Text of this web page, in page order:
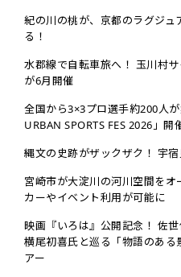
紀の川の桃が、京都のラグジュ
る！
水郡線で自転車旅へ！ 玉川村
が6月開催
全国から3×3プロ選手約200人
URBAN SPORTS FES 2026」開
縄文の史跡がザックザク！ 宇
宮崎市が大淀川の河川空間をオ
カーやイベント利用が可能に
映画『いろは』公開記念！ 佐
横尾初喜氏と巡る「物語のある
アー